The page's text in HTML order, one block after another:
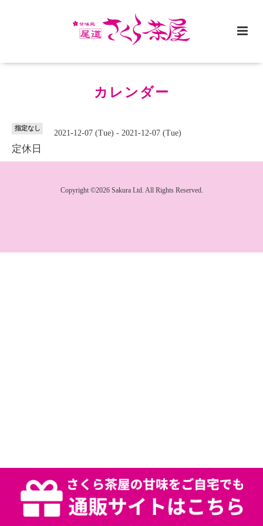
カレンダー
指定なし
2021-12-07 (Tue) - 2021-12-07 (Tue)
定休日
Copyright ©2026 Sakura Ltd. All Rights Reserved.